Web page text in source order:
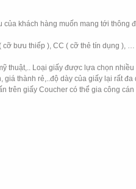
khách hàng muốn mang tới thông
bưu thiếp ), CC ( cỡ thẻ tín dụng ), …
thuật,.. Loại giấy được lựa chọn nhiều
giá thành rẻ,..độ dày của giấy lại rất đa
trên giấy Coucher có thể gia công cán